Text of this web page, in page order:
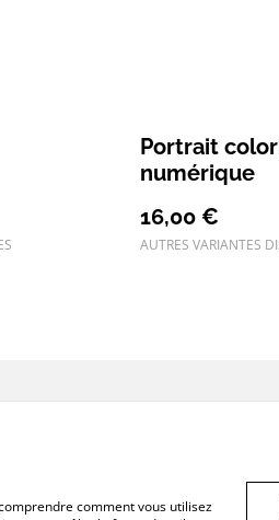
Portrait
numérique
16,00 €
AUTRES VARIANTES
comment vous utilisez